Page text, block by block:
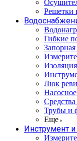
Решетки
Гибкие
Люк
Трубы и
Еще
Инструмент